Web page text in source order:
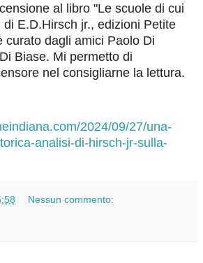
al libro "Le scuole di cui
E.D.Hirsch jr., edizioni Petite
curato dagli amici Paolo Di
Biase. Mi permetto di
nel consigliarne la lettura.
2024/09/27/una-
analisi-di-hirsch-jr-sulla-
Nessun commento: